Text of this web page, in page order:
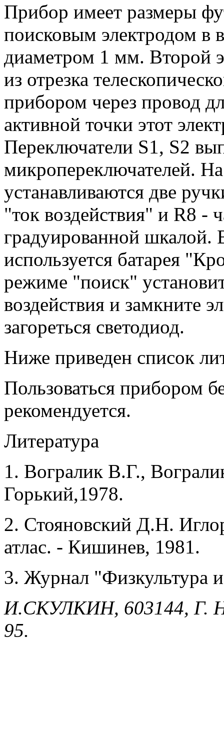
Прибор имеет размеры
поисковым электродом в
диаметром 1 мм. Второй
из отрезка
прибором через провод
активной точки этот
Переключатели S1, S2
микропереключателей.
устанавливаются две
"ток воздействия" и R8 -
градуированной шкалой.
используется батарея
режиме "поиск"
воздействия и замкните
загореться светодиод.
Ниже приведен список
Пользоваться прибором
рекомендуется.
Литература
1. Вогралик В.Г.,
Горький,1978.
2. Стояновский Д.Н.
атлас. - Кишинев, 1981.
3. Журнал "Физкультура
И.СКУЛКИН, 603144, Г.
95.